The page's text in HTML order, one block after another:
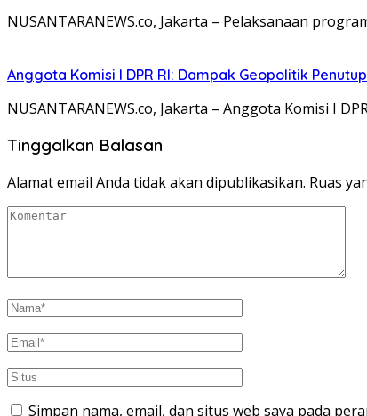
NUSANTARANEWS.co, Jakarta – Pelaksanaan
Anggota Komisi I DPR RI: Dampak Geopolitik
NUSANTARANEWS.co, Jakarta – Anggota Komisi I
Tinggalkan Balasan
Alamat email Anda tidak akan dipublikasikan. Ruas
Simpan nama, email, dan situs web saya pada